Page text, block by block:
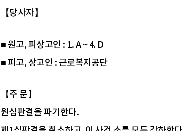
【당사자】
■ 원고, 피상고인 : 1. A ~ 4. D
■ 피고, 상고인 : 근로복지공단
【주 문】
원심판결을 파기한다.